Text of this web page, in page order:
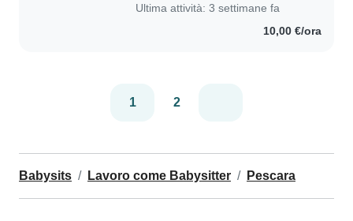
Ultima attività: 3 settimane fa
10,00 €/ora
1 2
Babysits Lavoro come Babysitter Pescara